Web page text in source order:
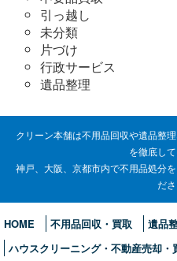
引っ越し
未分類
片づけ
行政サービス
遺品整理
クリーン本舗は不用品回収や遺品整
を徹底して
神戸、大阪、京都市内で不用品処分
ださ
HOME 不用品回収・買取 遺品
ハウスクリーニング・不動産売却・